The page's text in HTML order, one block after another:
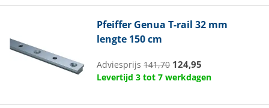
Pfeiffer Genua T-rail 32 mm
lengte 150 cm
Adviesprijs141,70 124,95
Levertijd 3 tot 7 werkdagen